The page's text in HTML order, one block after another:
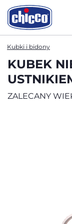
Kubki i bidony
KUBEK
ZALECANY